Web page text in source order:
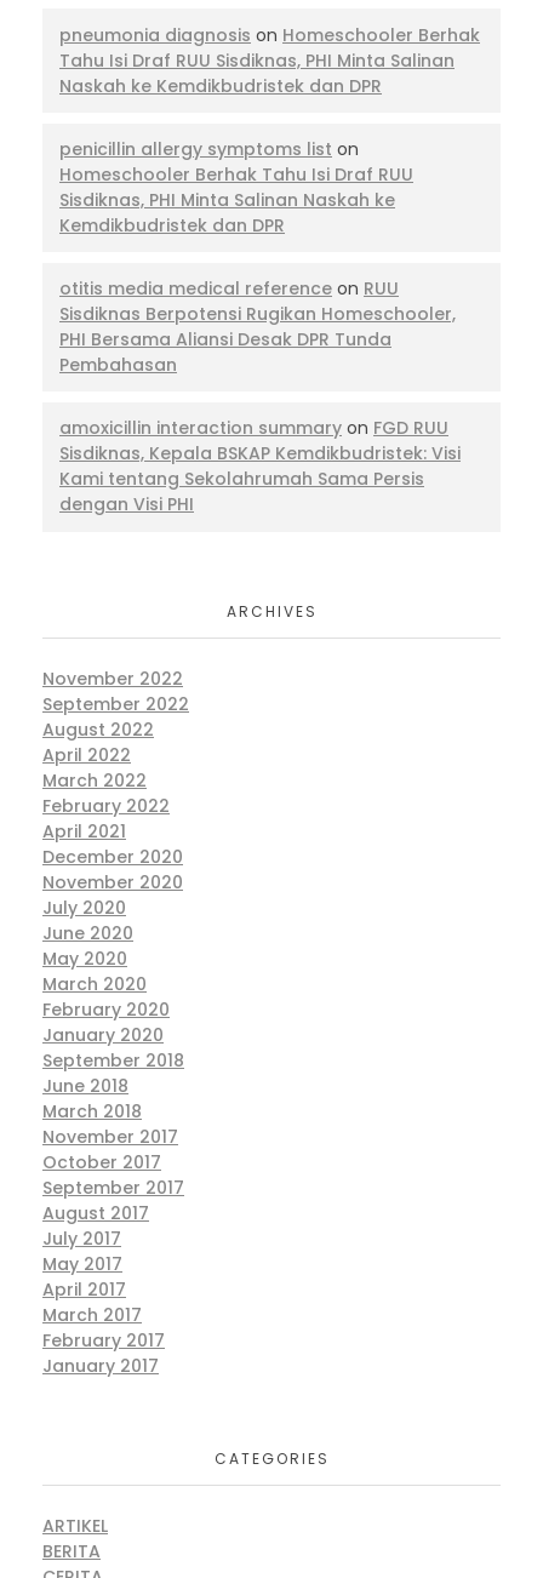
pneumonia diagnosis on Homeschooler Berhak
Tahu Isi Draf RUU Sisdiknas, PHI Minta Salinan
Naskah ke Kemdikbudristek dan DPR
penicillin allergy symptoms list on
Homeschooler Berhak Tahu Isi Draf RUU
Sisdiknas, PHI Minta Salinan Naskah ke
Kemdikbudristek dan DPR
otitis media medical reference on RUU
Sisdiknas Berpotensi Rugikan Homeschooler,
PHI Bersama Aliansi Desak DPR Tunda
Pembahasan
amoxicillin interaction summary on FGD RUU
Sisdiknas, Kepala BSKAP Kemdikbudristek: Visi
Kami tentang Sekolahrumah Sama Persis
dengan Visi PHI
ARCHIVES
November 2022
September 2022
August 2022
April 2022
March 2022
February 2022
April 2021
December 2020
November 2020
July 2020
June 2020
May 2020
March 2020
February 2020
January 2020
September 2018
June 2018
March 2018
November 2017
October 2017
September 2017
August 2017
July 2017
May 2017
April 2017
March 2017
February 2017
January 2017
CATEGORIES
ARTIKEL
BERITA